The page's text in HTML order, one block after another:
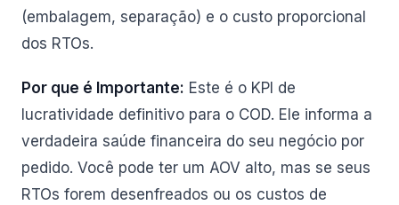
(embalagem, separação) e o custo proporcional
dos RTOs.
Por que é Importante: Este é o KPI de
lucratividade definitivo para o COD. Ele informa a
verdadeira saúde financeira do seu negócio por
pedido. Você pode ter um AOV alto, mas se seus
RTOs forem desenfreados ou os custos de